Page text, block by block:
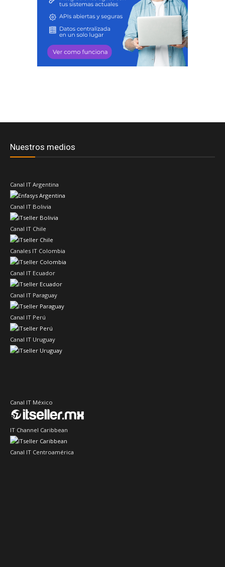
Nuestros medios
Canal IT Argentina
Canal IT Bolivia
Canal IT Chile
Canales IT Colombia
Canal IT Ecuador
Canal IT Paraguay
Canal IT Perú
Canal IT Uruguay
Canal IT México
IT Channel Caribbean
Canal IT Centroamérica